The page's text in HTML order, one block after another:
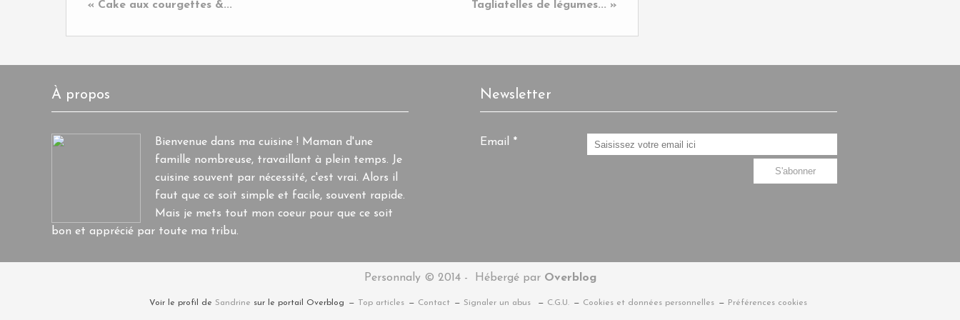
« Cake aux courgettes &... Tagliatelles de légumes... »
À propos
Bienvenue dans ma cuisine ! Maman d'une
famille nombreuse, travaillant à plein temps. Je
cuisine souvent par nécessité, c'est vrai. Alors il
faut que ce soit simple et facile, souvent rapide.
Mais je mets tout mon coeur pour que ce soit
bon et apprécié par toute ma tribu.
Newsletter
Email
Personnaly © 2014 - Hébergé par Overblog
Voir le profil de Sandrine sur le portail Overblog Top articles Contact Signaler un abus C.G.U. Cookies et données personnelles Préférences cookies